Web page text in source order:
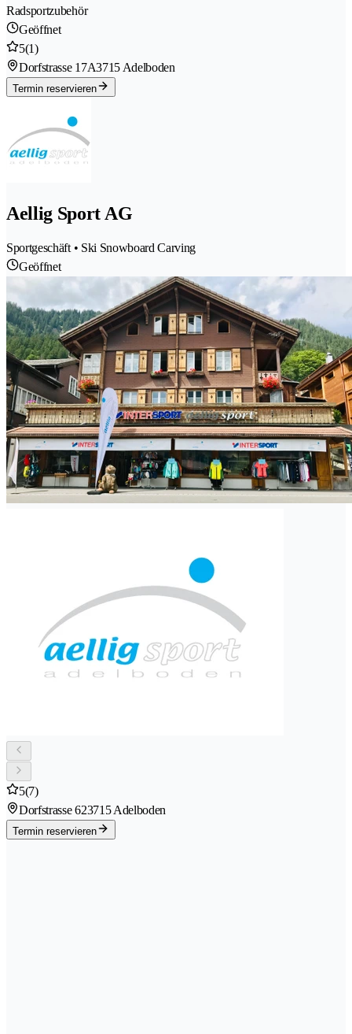
Radsportzubehör
Geöffnet
5(1)
Dorfstrasse 17A3715 Adelboden
Termin reservieren
Aellig Sport AG
Sportgeschäft • Ski Snowboard Carving
Geöffnet
5(7)
Dorfstrasse 623715 Adelboden
Termin reservieren